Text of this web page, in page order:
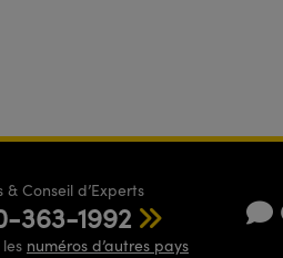
& Conseil d’Experts
363-1992
numéros d’autres pays